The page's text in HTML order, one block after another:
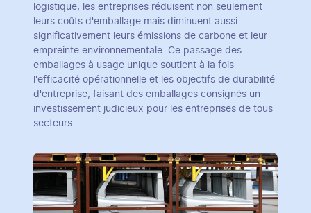
logistique, les entreprises réduisent non seulement
leurs coûts d'emballage mais diminuent aussi
significativement leurs émissions de carbone et leur
empreinte environnementale. Ce passage des
emballages à usage unique soutient à la fois
l'efficacité opérationnelle et les objectifs de durabilité
d'entreprise, faisant des emballages consignés un
investissement judicieux pour les entreprises de tous
secteurs.